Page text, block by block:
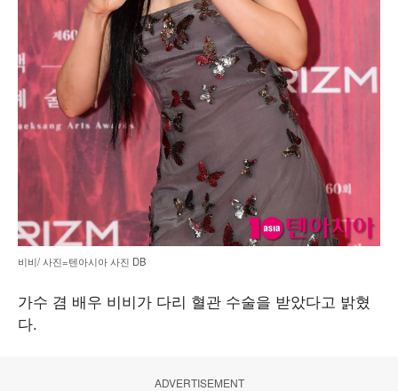
비비/ 사진=텐아시아 사진 DB
가수 겸 배우 비비가 다리 혈관 수술을 받았다고 밝혔
다.
ADVERTISEMENT